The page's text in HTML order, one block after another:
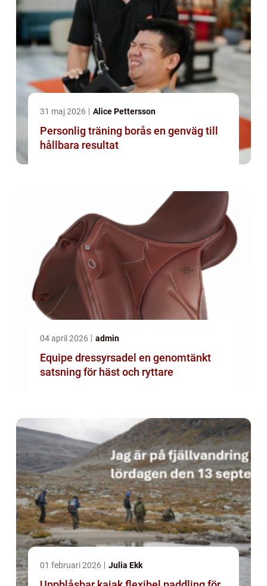
31 maj 2026 Alice Pettersson
Personlig träning borås en genväg till
hållbara resultat
04 april 2026 admin
Equipe dressyrsadel en genomtänkt
satsning för häst och ryttare
01 februari 2026 Julia Ekk